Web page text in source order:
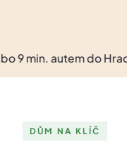
autem do Hradce
DŮM NA KLÍČ